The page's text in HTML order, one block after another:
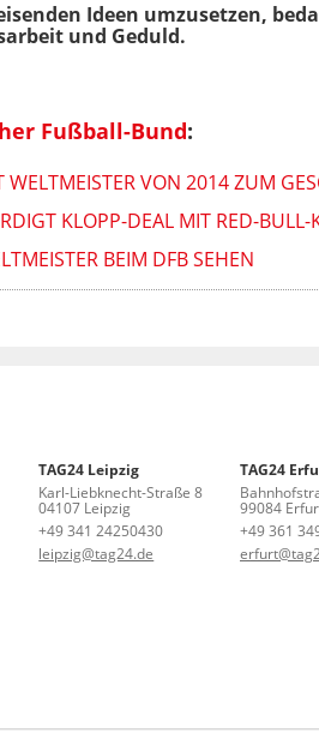
Ideen umzusetzen,
und Geduld.
Fußball-Bund:
VON 2014 ZUM
KLOPP-DEAL MIT RED-BULL-
BEIM DFB SEHEN
TAG24 Leipzig
Karl-Liebknecht-Straße 8
04107 Leipzig
+49 341 24250430
leipzig@tag24.de
TAG24
99084
+49 361